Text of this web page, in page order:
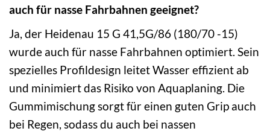
auch für nasse Fahrbahnen geeignet?
Ja, der Heidenau 15 G 41,5G/86 (180/70 -15)
wurde auch für nasse Fahrbahnen optimiert. Sein
spezielles Profildesign leitet Wasser effizient ab
und minimiert das Risiko von Aquaplaning. Die
Gummimischung sorgt für einen guten Grip auch
bei Regen, sodass du auch bei nassen